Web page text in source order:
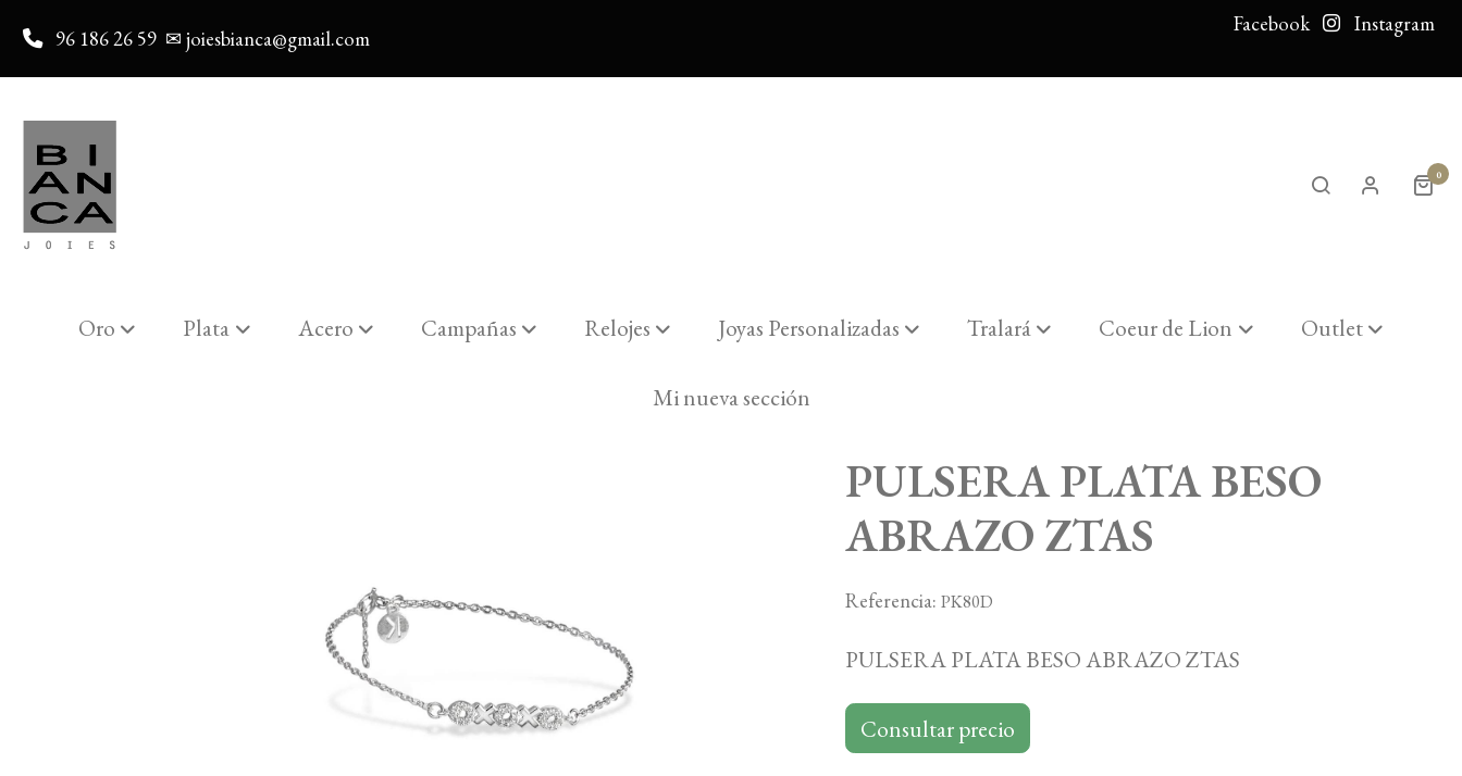
96 186 26 59 ✉ joiesbianca@gmail.com
Facebook Instagram
0
Oro Plata Acero Campañas Relojes Joyas Personalizadas Tralará Coeur de Lion Outlet
Mi nueva sección
PULSERA PLATA BESO
ABRAZO ZTAS
Referencia:PK80D
PULSERA PLATA BESO ABRAZO ZTAS
Consultar precio